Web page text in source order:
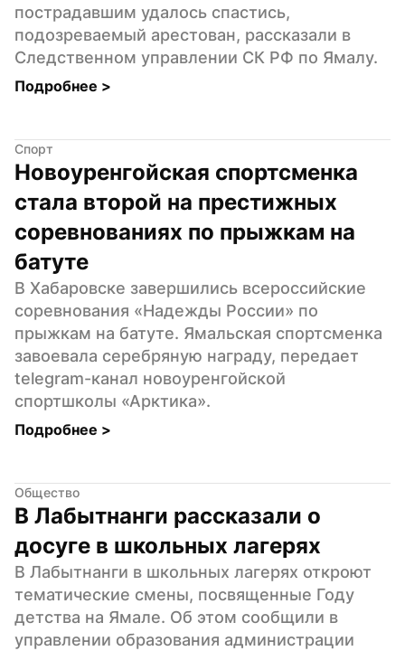
пострадавшим удалось спастись,
подозреваемый арестован, рассказали в
Следственном управлении СК РФ по Ямалу.
Подробнее >
Спорт
Новоуренгойская спортсменка
стала второй на престижных
соревнованиях по прыжкам на
батуте
В Хабаровске завершились всероссийские
соревнования «Надежды России» по
прыжкам на батуте. Ямальская спортсменка
завоевала серебряную награду, передает
telegram-канал новоуренгойской
спортшколы «Арктика».
Подробнее >
Общество
В Лабытнанги рассказали о
досуге в школьных лагерях
В Лабытнанги в школьных лагерях откроют
тематические смены, посвященные Году
детства на Ямале. Об этом сообщили в
управлении образования администрации